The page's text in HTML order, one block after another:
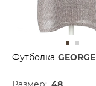
Футболка GEORGE